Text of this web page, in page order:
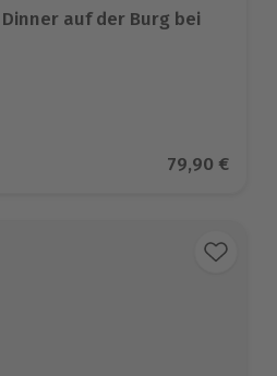
auf der Burg bei
auf 24 BewertungenAktueller
79,90 €